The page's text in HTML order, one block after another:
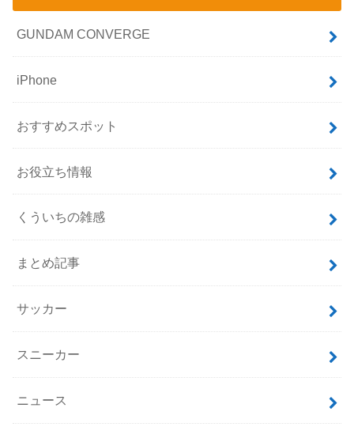
GUNDAM CONVERGE
iPhone
おすすめスポット
お役立ち情報
くういちの雑感
まとめ記事
サッカー
スニーカー
ニュース